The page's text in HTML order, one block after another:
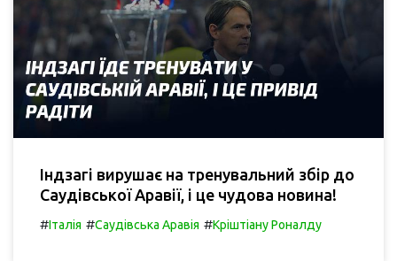
Індзагі вирушає на тренувальний збір до
Саудівської Аравії, і це чудова новина!
#Італія #Саудівська Аравія #Кріштіану Роналду